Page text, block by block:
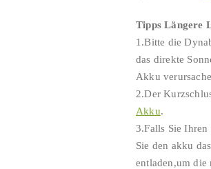
Tipps Längere
1.Bitte die
das direkte
Akku
2.Der
Akku.
3.Falls Sie
Sie den akku
entladen,um die